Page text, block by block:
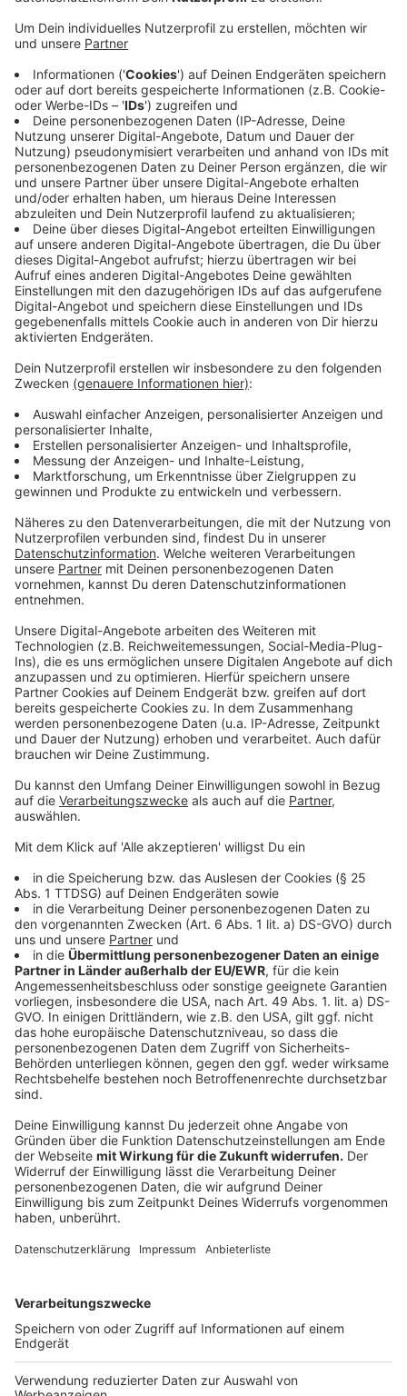
Krefelds Oberbürgermeister Frank Meyer gab
während des Hearings bekannt, dass der
Spielbetrieb in der 3. Liga zur Saison 2021/22
wieder in Krefeld aufgenommen wird. „Wir werden
das hinkriegen. Die Grotenburg wird ab dem
Sommer 2021 wieder die Heimat des KFC
Uerdingen sein. Auf dieses Ziel wollen wir
gemeinsam hinarbeiten. Damit tragen wir auch der
erfreulichen und erfolgreichen Entwicklung des
Krefelder Fußballs in den vergangenen Jahren
Rechnung. Es tut einer Stadt gut, wenn sie im
Profifußball zu Hause ist: Das bietet Identifikation
und Gelegenheit zu Begegnung – und es bringt die
Stadt überregional auf die Landkarte.“
Laut den Plänen vom Architektenbüro Albert
Speer und Partner (AS+P) soll die neue
Grotenburg eine Gesamtkapazität von fast 11.000
Heimfans auf der Haupttribüne und 500 Stehplätze
für die Gästefans auf der Westtribüne. Geplant
sindaußerdem gut 7.000 Sitzplätze und 480
Business-Seats.
Krefelds Sportdezernent Markus Schön ging auch
auf die Trainingsbedingungen für den KFC
Uerdingen in der kommenden Saison ein: „Auf
Initiative der Stadt ergeben sich Möglichkeiten für
den KFC beim SC Bayer am Löschenhofweg. Die
beiden Vereine haben dazu bereits eine
Absichtserklärung geschlossen – nicht mehr, aber
auch nicht weniger.", sagte Schön.
Oberbürgermeister Frank Meyer betonte die
Bedeutung der Grotenburg-Sanierung für Krefeld,
setzte das Projekt allerdings auch in einen
gesamtstädtischen Zusammenhang: „In einer Zeit,
in der wir ein großes Schulsanierungsprogramm
fahren, weitere Kitas bauen müssen und
ambitionierte Pläne zur Förderung des
Breitensports verfolgen, ist ein Invest von 10,5
Millionen Euro in ein Stadion eine nennenswerte
Hausnummer. Ich bin den Fraktionen im Rat
übernommen haben. Es gibt ein Bekenntnis zum
KFC Uerdingen, und es gibt entsprechende
Aktivitäten – daran gibt es nichts kleinzureden.“
Veröffentlicht:Sonntag, 15.03.2020 15:51